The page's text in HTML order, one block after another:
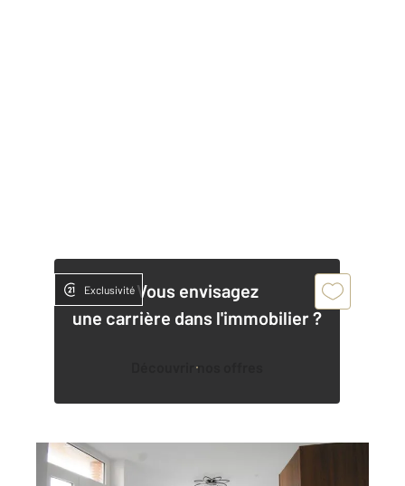
Vous envisagez
une carrière dans l'immobilier ?
Découvrir nos offres
Exclusivité
VICHY 03